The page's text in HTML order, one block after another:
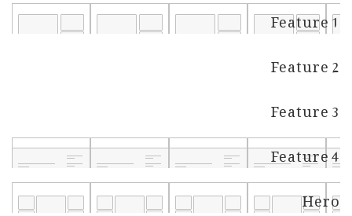
Feature 1
Feature 2
Feature 3
Feature 4
Hero